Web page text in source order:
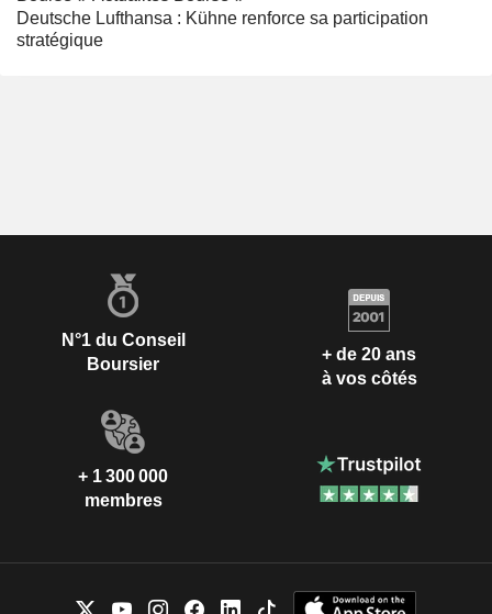
Deutsche Lufthansa : Kühne renforce sa participation
stratégique
N°1 du Conseil
Boursier
+ de 20 ans
à vos côtés
+ 1 300 000
membres